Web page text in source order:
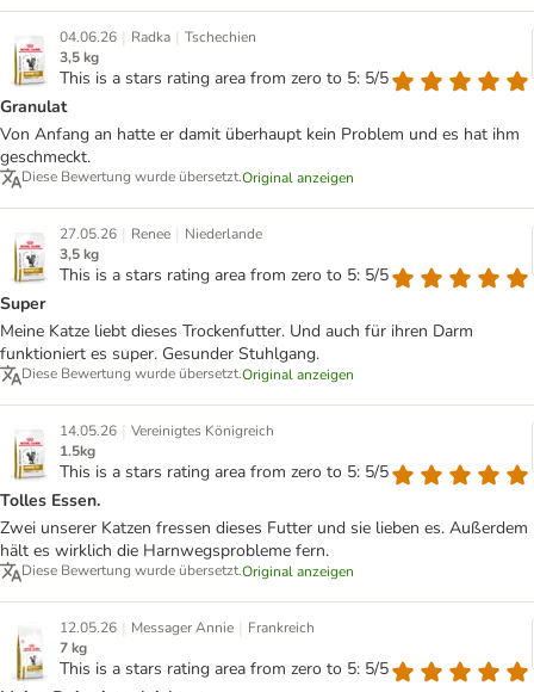
04.06.26 | Radka | Tschechien
3,5 kg
This is a stars rating area from zero to 5: 5/5
Granulat
Von Anfang an hatte er damit überhaupt kein Problem und es hat ihm
geschmeckt.
Diese Bewertung wurde übersetzt.Original anzeigen
27.05.26 | Renee | Niederlande
3,5 kg
This is a stars rating area from zero to 5: 5/5
Super
Meine Katze liebt dieses Trockenfutter. Und auch für ihren Darm
funktioniert es super. Gesunder Stuhlgang.
Diese Bewertung wurde übersetzt.Original anzeigen
14.05.26 | Vereinigtes Königreich
1.5kg
This is a stars rating area from zero to 5: 5/5
Tolles Essen.
Zwei unserer Katzen fressen dieses Futter und sie lieben es. Außerdem
hält es wirklich die Harnwegsprobleme fern.
Diese Bewertung wurde übersetzt.Original anzeigen
12.05.26 | Messager Annie | Frankreich
7 kg
This is a stars rating area from zero to 5: 5/5